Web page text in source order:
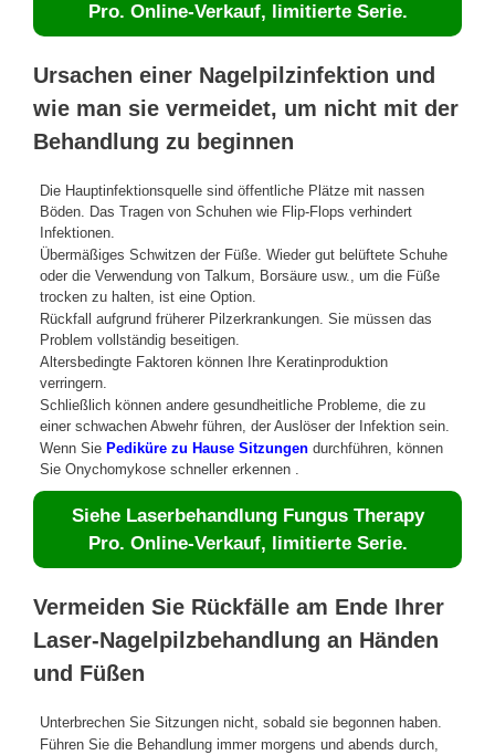
Pro. Online-Verkauf, limitierte Serie.
Ursachen einer Nagelpilzinfektion und
wie man sie vermeidet, um nicht mit der
Behandlung zu beginnen
Die Hauptinfektionsquelle sind öffentliche Plätze mit nassen
Böden. Das Tragen von Schuhen wie Flip-Flops verhindert
Infektionen.
Übermäßiges Schwitzen der Füße. Wieder gut belüftete Schuhe
oder die Verwendung von Talkum, Borsäure usw., um die Füße
trocken zu halten, ist eine Option.
Rückfall aufgrund früherer Pilzerkrankungen. Sie müssen das
Problem vollständig beseitigen.
Altersbedingte Faktoren können Ihre Keratinproduktion
verringern.
Schließlich können andere gesundheitliche Probleme, die zu
einer schwachen Abwehr führen, der Auslöser der Infektion sein.
Wenn Sie Pediküre zu Hause Sitzungen durchführen, können
Sie Onychomykose schneller erkennen .
Siehe Laserbehandlung Fungus Therapy
Pro. Online-Verkauf, limitierte Serie.
Vermeiden Sie Rückfälle am Ende Ihrer
Laser-Nagelpilzbehandlung an Händen
und Füßen
Unterbrechen Sie Sitzungen nicht, sobald sie begonnen haben.
Führen Sie die Behandlung immer morgens und abends durch,